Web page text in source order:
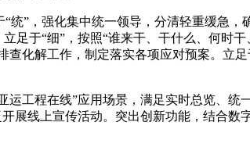
统”，强化集中统一领导，分清轻重缓急，
足于“细”，按照“谁来干、干什么、何时干
化解工作，制定落实各项应对预案。立足
工程在线”应用场景，满足实时总览、统
展线上宣传活动。突出创新功能，结合数